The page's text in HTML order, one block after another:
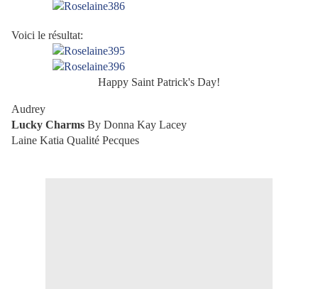
Voici le résultat:
Happy Saint Patrick's Day!
Audrey
Lucky Charms By Donna Kay Lacey
Laine Katia Qualité Pecques